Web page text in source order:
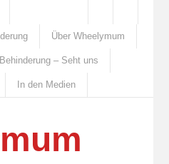
Über Wheelymum
– Seht uns
In den Medien